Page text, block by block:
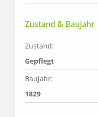
Zustand & Baujahr
Zustand:
Gepflegt
Baujahr:
1829